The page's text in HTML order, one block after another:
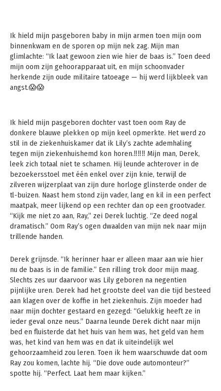
Ik hield mijn pasgeboren baby in mijn armen toen mijn oom
binnenkwam en de sporen op mijn nek zag. Mijn man
glimlachte: “Ik laat gewoon zien wie hier de baas is.” Toen deed
mijn oom zijn gehoorapparaat uit, en mijn schoonvader
herkende zijn oude militaire tatoeage — hij werd lijkbleek van
angst.😱😱
Ik hield mijn pasgeboren dochter vast toen oom Ray de
donkere blauwe plekken op mijn keel opmerkte. Het werd zo
stil in de ziekenhuiskamer dat ik Lily’s zachte ademhaling
tegen mijn ziekenhuishemd kon horen.‼️‼️‼️ Mijn man, Derek,
leek zich totaal niet te schamen. Hij leunde achterover in de
bezoekersstoel met één enkel over zijn knie, terwijl de
zilveren wijzerplaat van zijn dure horloge glinsterde onder de
tl-buizen. Naast hem stond zijn vader, lang en kil in een perfect
maatpak, meer lijkend op een rechter dan op een grootvader.
“Kijk me niet zo aan, Ray,” zei Derek luchtig. “Ze deed nogal
dramatisch.” Oom Ray’s ogen dwaalden van mijn nek naar mijn
trillende handen.
Derek grijnsde. “Ik herinner haar er alleen maar aan wie hier
nu de baas is in de familie.” Een rilling trok door mijn maag.
Slechts zes uur daarvoor was Lily geboren na negentien
pijnlijke uren. Derek had het grootste deel van die tijd besteed
aan klagen over de koffie in het ziekenhuis. Zijn moeder had
naar mijn dochter gestaard en gezegd: “Gelukkig heeft ze in
ieder geval onze neus.” Daarna leunde Derek dicht naar mijn
bed en fluisterde dat het huis van hem was, het geld van hem
was, het kind van hem was en dat ik uiteindelijk wel
gehoorzaamheid zou leren. Toen ik hem waarschuwde dat oom
Ray zou komen, lachte hij. “Die dove oude automonteur?”
spotte hij. “Perfect. Laat hem maar kijken.”